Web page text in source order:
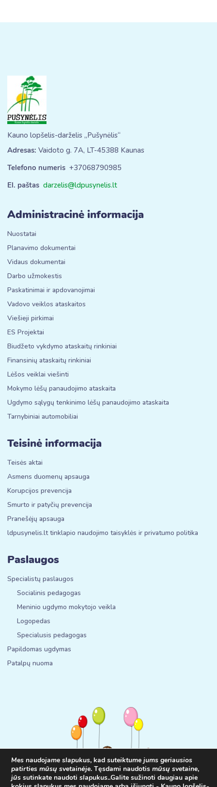
Kauno lopšelis-darželis „Pušynėlis“
Adresas: Vaidoto g. 7A, LT-45388 Kaunas
Telefono numeris +37068790985
El. paštas darzelis@ldpusynelis.lt
Administracinė informacija
Nuostatai
Planavimo dokumentai
Vidaus dokumentai
Darbo užmokestis
Paskatinimai ir apdovanojimai
Vadovo veiklos ataskaitos
Viešieji pirkimai
ES Projektai
Biudžeto vykdymo ataskaitų rinkiniai
Finansinių ataskaitų rinkiniai
Lėšos veiklai viešinti
Mokymo lėšų panaudojimo ataskaita
Ugdymo sąlygų tenkinimo lėšų panaudojimo ataskaita
Tarnybiniai automobiliai
Teisinė informacija
Teisės aktai
Asmens duomenų apsauga
Korupcijos prevencija
Smurto ir patyčių prevencija
Pranešėjų apsauga
ldpusynelis.lt tinklapio naudojimo taisyklės ir privatumo politika
Paslaugos
Specialistų paslaugos
Socialinis pedagogas
Meninio ugdymo mokytojo veikla
Logopedas
Specialusis pedagogas
Papildomas ugdymas
Patalpų nuoma
Mes naudojame slapukus, kad suteiktume jums geriausios
patirties mūsų svetainėje. Tęsdami naudotis mūsų svetaine,
jūs sutinkate naudoti slapukus..Galite sužinoti daugiau apie